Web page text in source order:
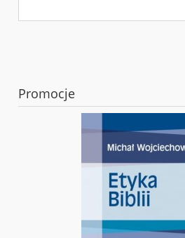
Promocje